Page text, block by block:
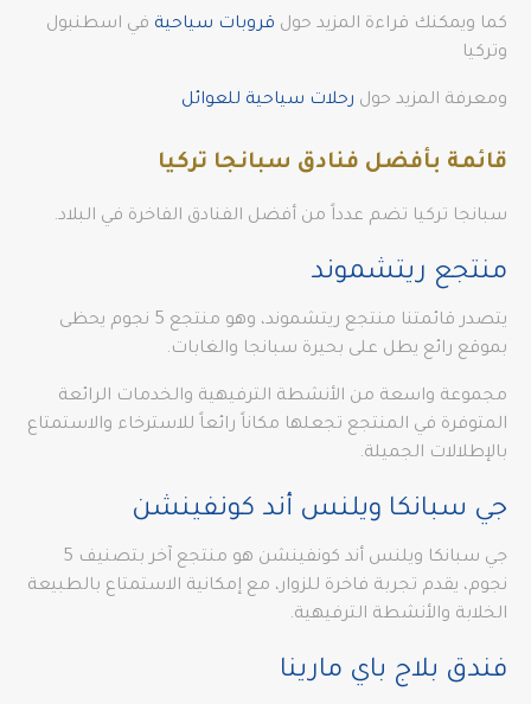
كما ويمكنك قراءة المزيد حول قروبات سياحية في اسطنبول
وتركيا
ومعرفة المزيد حول رحلات سياحية للعوائل
قائمة بأفضل فنادق سبانجا تركيا
سبانجا تركيا تضم عدداً من أفضل الفنادق الفاخرة في البلاد.
منتجع ريتشموند
يتصدر قائمتنا منتجع ريتشموند، وهو منتجع 5 نجوم يحظى
بموقع رائع يطل على بحيرة سبانجا والغابات.
مجموعة واسعة من الأنشطة الترفيهية والخدمات الرائعة
المتوفرة في المنتجع تجعلها مكاناً رائعاً للاسترخاء والاستمتاع
بالإطلالات الجميلة.
جي سبانكا ويلنس أند كونفينشن
جي سبانكا ويلنس أند كونفينشن هو منتجع آخر بتصنيف 5
نجوم، يقدم تجربة فاخرة للزوار، مع إمكانية الاستمتاع بالطبيعة
الخلابة والأنشطة الترفيهية.
فندق بلاج باي مارينا